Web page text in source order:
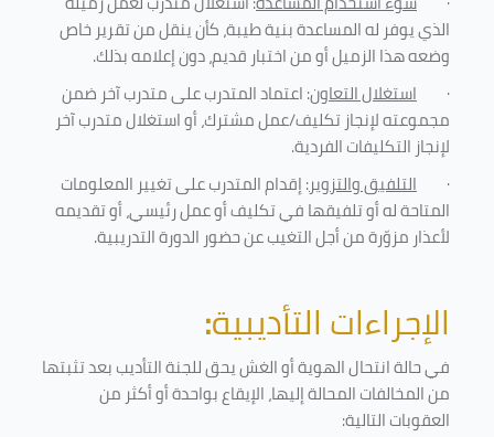
الذي يوفر له المساعدة بنية طيبة، كأن ينقل من تقرير خاص
وضعه هذا الزميل أو من اختبار قديم، دون إعلامه بذلك.
· استغلال التعاون: اعتماد المتدرب على متدرب آخر ضمن
مجموعته لإنجاز تكليف/عمل مشترك، أو استغلال متدرب آخر
لإنجاز التكليفات الفردية.
· التلفيق والتزوير: إقدام المتدرب على تغيير المعلومات
المتاحة له أو تلفيقها في تكليف أو عمل رئيسي، أو تقديمه
لأعذار مزوّرة من أجل التغيب عن حضور الدورة التدريبية.
الإجراءات التأديبية:
في حالة انتحال الهوية أو الغش يحق للجنة التأديب بعد تثبتها
من المخالفات المحالة إليها، الإيقاع بواحدة أو أكثر من
العقوبات التالية: